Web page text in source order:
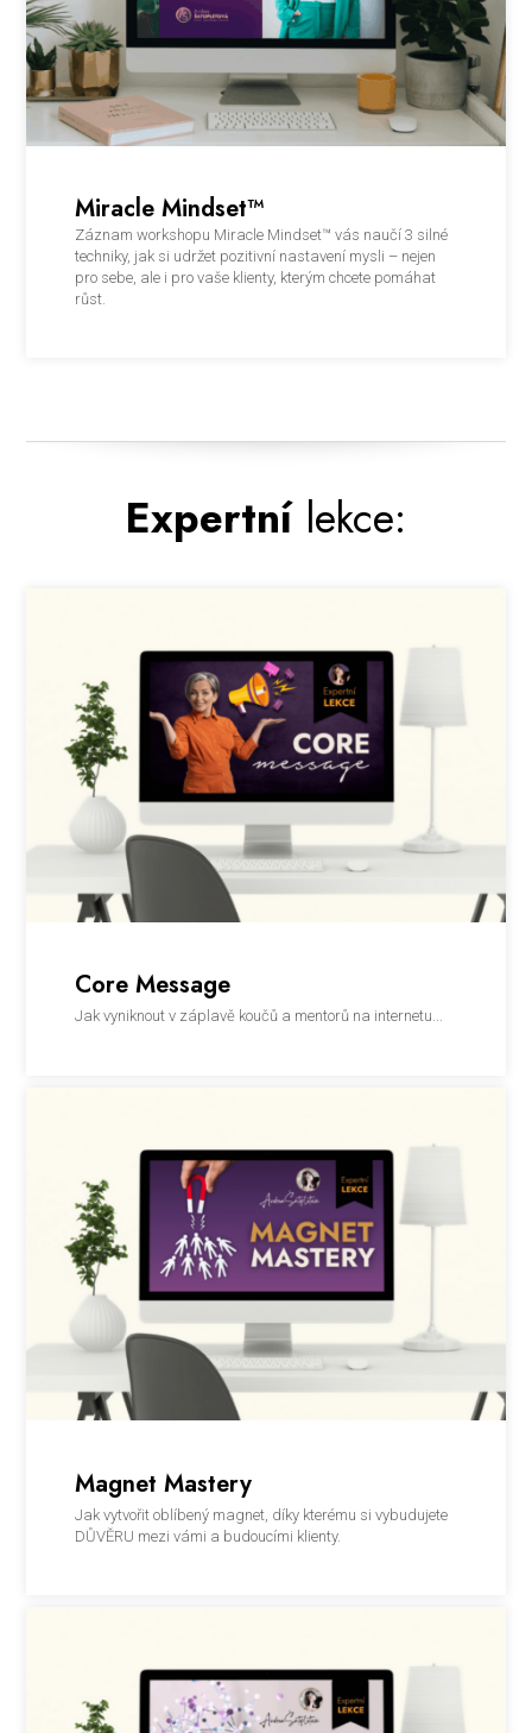
Miracle Mindset™
Záznam workshopu Miracle Mindset™ vás naučí 3 silné
techniky, jak si udržet pozitivní nastavení mysli – nejen
pro sebe, ale i pro vaše klienty, kterým chcete pomáhat
růst.
Expertnílekce:
Core Message
Jak vyniknout v záplavě koučů a mentorů na internetu...
Magnet Mastery
Jak vytvořit oblíbený magnet, díky kterému si vybudujete
DŮVĚRU mezi vámi a budoucími klienty.